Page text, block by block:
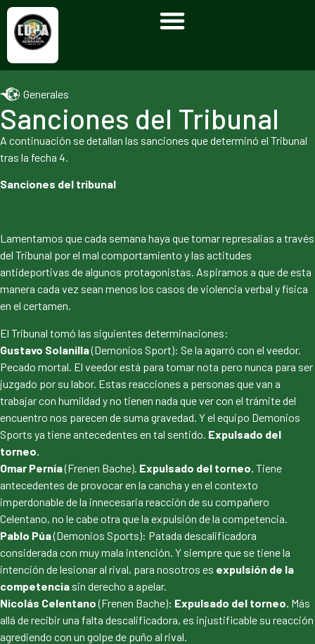
Generales
Sanciones del Tribunal
A continuación se detallan las sanciones que determinó el Tribunal
tras la fecha 4.
Sanciones del tribunal
Lamentamos que cada semana haya que tomar represalias a través
del Tribunal por el mal comportamiento y las actitudes
antideportivas de algunos protagonistas. Aspiramos a que de esta
manera cada vez sean menos los casos de violencia verbal y física
en el certamen.
El Tribunal tomó las siguientes determinaciones:
Gustavo Solanilla(Demonios Sport): Se la agarró con el veedor.
Pecado mortal. El veedor está para tomar nota pero nunca para ser
juzgado por su labor. Estas reacciones a personas que van a
trabajar con humildad y no tienen nada que ver con el trámite del
encuentro nos parecen de suma gravedad. Y el equipo Demonios
Sports ya tiene antecedentes en tal sentido. Expulsado del
torneo.
Omar Pernía(Frenen Bache). Expulsado del torneo. Tiene
antecedentes de provocar en la cancha y en el contexto
imperdonable de la innecesaria reacción de su compañero
Celentano, no le cabe otra que la expulsión de la competencia.
Pablo Púa(Demonios Sports): Patada descalificadora
considerada con muy mala intención. Y siempre que se tiene la
intención de lesionar al rival, para nosotros es expulsión de la
competencia sin derecho a apelar.
Nicolás Celentano(Frenen Bache): Expulsado del torneo. Más
allá de recibir una falta descalificadora, es injustificable su reacción
agrediendo con un golpe de puño al rival.